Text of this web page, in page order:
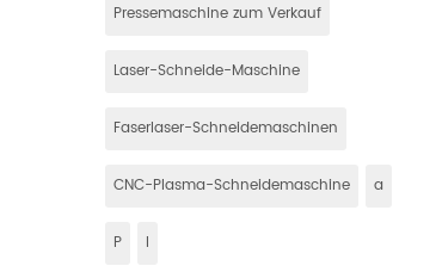
Pressemaschine zum Verkauf
Laser-Schneide-Maschine
Faserlaser-Schneidemaschinen
CNC-Plasma-Schneidemaschine a
P l